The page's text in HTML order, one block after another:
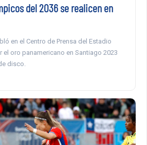
del 2036 se realicen en
en el Centro de Prensa del Estadio
el oro panamericano en Santiago 2023
disco.